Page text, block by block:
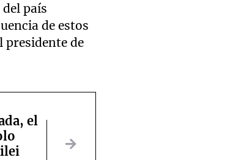
país
de estos
presidente de
el